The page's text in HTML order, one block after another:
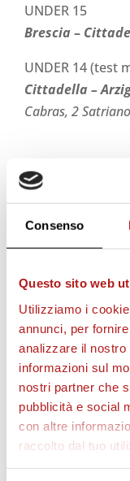
Consenso
Questo sito web
Utilizziamo i
annunci, per
analizzare il
informazioni sul
nostri partner che
pubblicità e social
con altre
raccolto dal tuo
UNDER 15
Brescia –
UNDER 14 (test
Cittadella –
Cabras, 2
STAGIONE